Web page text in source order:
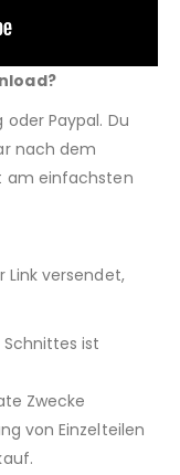
Paypal. Du
nach dem
am einfachsten
Link versendet,
ist
Zwecke
von Einzelteilen